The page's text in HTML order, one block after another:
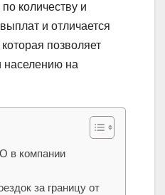
количеству и
и отличается
позволяет
населению на
в компании
за границу от